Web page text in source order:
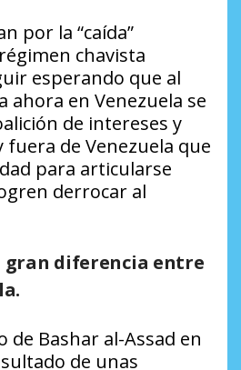
por la “caída”
chavista
esperando que al
ahora en Venezuela se
de intereses y
de Venezuela que
para articularse
derrocar al
gran diferencia entre
de Bashar al-Assad en
de unas